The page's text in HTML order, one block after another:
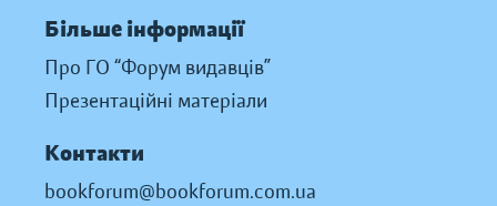
Більше інформації
Про ГО “Форум видавців”
Презентаційні матеріали
Контакти
bookforum@bookforum.com.ua